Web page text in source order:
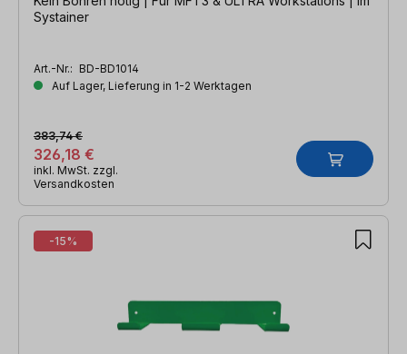
Systainer
Art.-Nr.: BD-BD1014
Auf Lager, Lieferung in 1-2 Werktagen
326,18 €
383,74 €
inkl. MwSt. zzgl.
Versandkosten
-15%